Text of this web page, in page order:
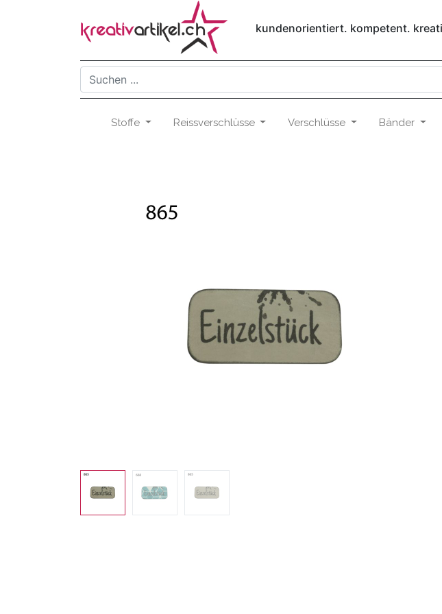
kundenorientiert. kompetent.
Stoffe Reissverschlüsse Verschlüsse Bänder